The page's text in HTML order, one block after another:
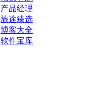
产品经理
旅途臻选
博客大全
软件宝库